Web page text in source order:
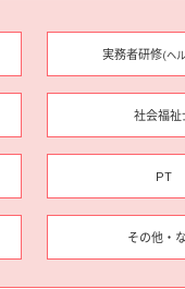
実務者研修(ヘ
社会福祉
PT
その他・